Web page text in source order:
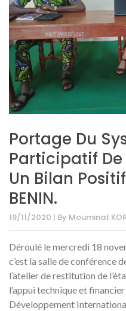
Portage Du
Participatif De
Un Bilan
BENIN.
19/11/2020 | By Mouminat
Déroulé le mercredi 18
c’est la salle de conférence
l’atelier de restitution de
l’appui technique et
Développement